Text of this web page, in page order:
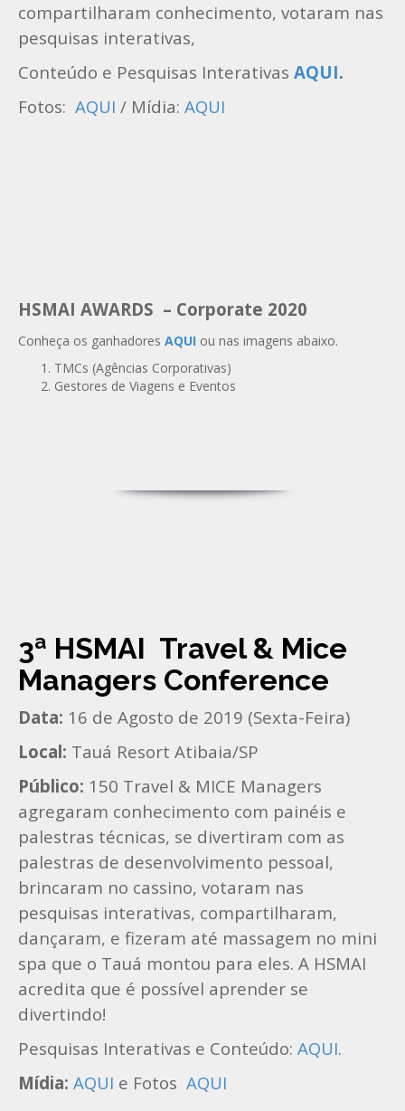
compartilharam conhecimento, votaram nas
pesquisas interativas,
Conteúdo e Pesquisas Interativas AQUI.
Fotos: AQUI / Mídia: AQUI
HSMAI AWARDS – Corporate 2020
Conheça os ganhadores AQUI ou nas imagens abaixo.
TMCs (Agências Corporativas)
Gestores de Viagens e Eventos
3ª HSMAI Travel & Mice
Managers Conference
Data: 16 de Agosto de 2019 (Sexta-Feira)
Local: Tauá Resort Atibaia/SP
Público: 150 Travel & MICE Managers
agregaram conhecimento com painéis e
palestras técnicas, se divertiram com as
palestras de desenvolvimento pessoal,
brincaram no cassino, votaram nas
pesquisas interativas, compartilharam,
dançaram, e fizeram até massagem no mini
spa que o Tauá montou para eles. A HSMAI
acredita que é possível aprender se
divertindo!
Pesquisas Interativas e Conteúdo: AQUI.
Mídia: AQUI e Fotos AQUI